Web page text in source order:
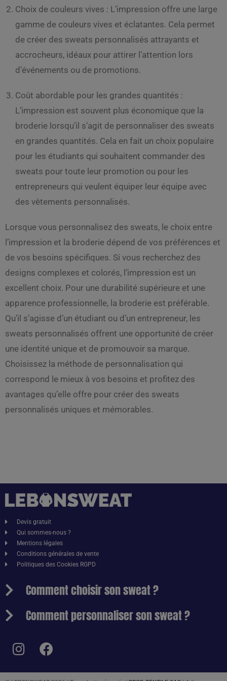
Choix de couleurs vives : L’impression offre une large
gamme de couleurs vives et éclatantes. Cela permet
de créer des sweats personnalisés attrayants et
accrocheurs, idéaux pour attirer l’attention lors
d’événements ou de promotions.
Coût abordable pour les grandes quantités :
L’impression est souvent plus économique que la
broderie lorsqu’il s’agit de personnaliser des sweats
en grandes quantités. Cela en fait un choix populaire
pour les étudiants qui souhaitent commander des
sweats pour toute leur promotion ou pour les
entrepreneurs qui veulent équiper leur équipe avec
des vêtements personnalisés.
Lorsque vous personnalisez des sweats, le choix entre
l’impression et la broderie dépend de vos préférences et
de vos besoins spécifiques. Si vous recherchez des
designs complexes et colorés, l’impression est un
excellent choix. Pour une durabilité supérieure et une
apparence professionnelle, la broderie est préférable.
Qu’il s’agisse d’un étudiant ou d’un entrepreneur, les
sweats personnalisés offrent une opportunité de créer
une identité unique et de promouvoir sa marque.
Choisissez la méthode de personnalisation qui
correspond le mieux à vos besoins et profitez des
avantages qu’elle offre pour créer des sweats
personnalisés uniques et mémorables.
Devis gratuit
Qui sommes-nous ?
Mentions légales
Conditions générales de vente
Politiques des Cookies RGPD
Comment choisir son sweat ?
Comment personnaliser son sweat ?